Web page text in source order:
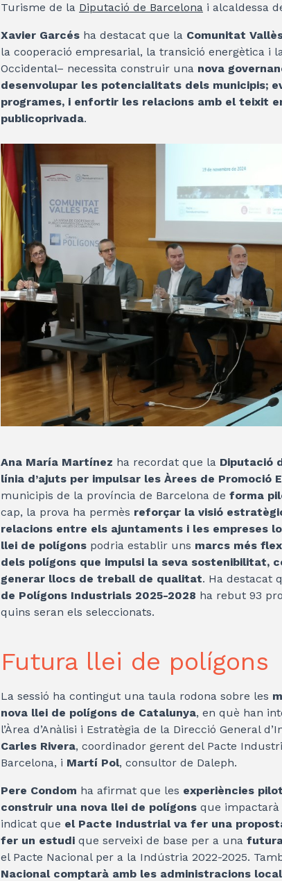
Turisme de la Diputació de Barcelona i alcaldessa
Xavier Garcés ha destacat que la Comunitat
la cooperació empresarial, la transició energètica i
Occidental– necessita construir una nova
desenvolupar les potencialitats dels municipis;
programes, i enfortir les relacions amb el teixit
publicoprivada.
Ana María Martínez ha recordat que la Diputació
línia d’ajuts per impulsar les Àrees de Promoció
municipis de la província de Barcelona de forma
cap, la prova ha permès reforçar la visió
relacions entre els ajuntaments i les empreses
llei de polígons podria establir uns marcs més
dels polígons que impulsi la seva sostenibilitat,
generar llocs de treball de qualitat. Ha destacat
de Polígons Industrials 2025-2028 ha rebut 93
quins seran els seleccionats.
Futura llei de polígons
La sessió ha contingut una taula rodona sobre les
nova llei de polígons de Catalunya, en què han
l’Àrea d’Anàlisi i Estratègia de la Direcció General
Carles Rivera, coordinador gerent del Pacte
Barcelona, i Martí Pol, consultor de Daleph.
Pere Condom ha afirmat que les experiències
construir una nova llei de polígons que impactarà
indicat que el Pacte Industrial va fer una
fer un estudi que serveixi de base per a una
el Pacte Nacional per a la Indústria 2022-2025.
Nacional comptarà amb les administracions